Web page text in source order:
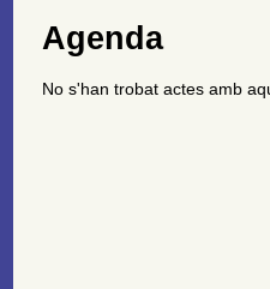
Agenda
No s'han trobat actes amb